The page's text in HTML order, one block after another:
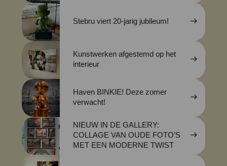
Stebru viert 20-jarig jubileum!
Kunstwerken afgestemd op het
interieur
Haven BINKIE! Deze zomer
verwacht!
NIEUW IN DE GALLERY:
COLLAGE VAN OUDE FOTO’S
MET EEN MODERNE TWIST